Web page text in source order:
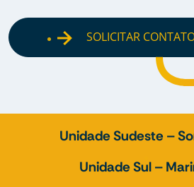
SOLICITAR
Unidade Sudeste –
Unidade Sul –